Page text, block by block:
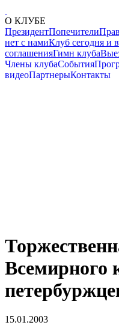
О КЛУБЕ
ПрезидентПопечители
нет с намиКлуб сегодня и
соглашенияГимн клуба
Члены клубаСобытия
видеоПартнерыКонтакты
Всемирного
15.01.2003